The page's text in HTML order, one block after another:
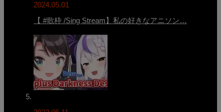
2024.05.01
【 #歌枠 /Sing Stream】私の好きなアニソン…